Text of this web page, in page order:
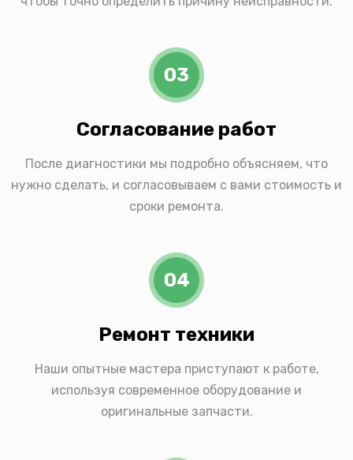
03
Согласование работ
После диагностики мы подробно объясняем, что
нужно сделать, и согласовываем с вами стоимость и
сроки ремонта.
04
Ремонт техники
Наши опытные мастера приступают к работе,
используя современное оборудование и
оригинальные запчасти.